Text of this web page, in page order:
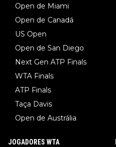
Open de Miami
Open de Canadá
US Open
Open de San Diego
Next Gen ATP Finals
WTA Finals
ATP Finals
Taça Davis
Open de Austrália
JOGADORES WTA